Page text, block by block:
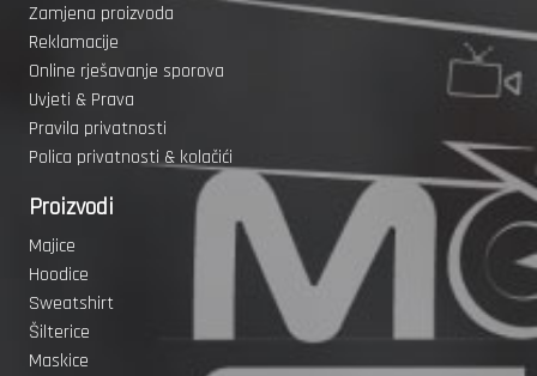
Zamjena proizvoda
Reklamacije
Online rješavanje sporova
Uvjeti & Prava
Pravila privatnosti
Polica privatnosti & kolačići
Proizvodi
Majice
Hoodice
Sweatshirt
Šilterice
Maskice